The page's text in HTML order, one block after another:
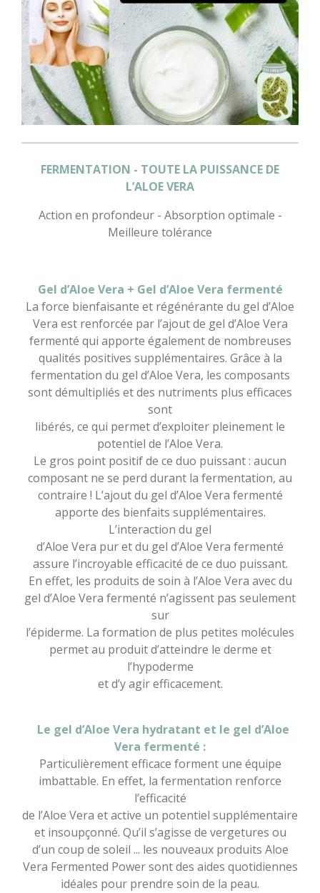
FERMENTATION - TOUTE LA PUISSANCE DE
L’ALOE VERA
Action en profondeur - Absorption optimale -
Meilleure tolérance
Gel d’Aloe Vera + Gel d’Aloe Vera fermenté
La force bienfaisante et régénérante du gel d’Aloe
Vera est renforcée par l’ajout de gel d’Aloe Vera
fermenté qui apporte également de nombreuses
qualités positives supplémentaires. Grâce à la
fermentation du gel d’Aloe Vera, les composants
sont démultipliés et des nutriments plus efficaces
sont
libérés, ce qui permet d’exploiter pleinement le
potentiel de l’Aloe Vera.
Le gros point positif de ce duo puissant : aucun
composant ne se perd durant la fermentation, au
contraire ! L’ajout du gel d’Aloe Vera fermenté
apporte des bienfaits supplémentaires.
L’interaction du gel
d’Aloe Vera pur et du gel d’Aloe Vera fermenté
assure l’incroyable efficacité de ce duo puissant.
En effet, les produits de soin à l’Aloe Vera avec du
gel d’Aloe Vera fermenté n’agissent pas seulement
sur
l’épiderme. La formation de plus petites molécules
permet au produit d’atteindre le derme et
l’hypoderme
et d’y agir efficacement.
Le gel d’Aloe Vera hydratant et le gel d’Aloe
Vera fermenté :
Particulièrement efficace forment une équipe
imbattable. En effet, la fermentation renforce
l’efficacité
de l’Aloe Vera et active un potentiel supplémentaire
et insoupçonné. Qu’il s’agisse de vergetures ou
d’un coup de soleil ... les nouveaux produits Aloe
Vera Fermented Power sont des aides quotidiennes
idéales pour prendre soin de la peau.